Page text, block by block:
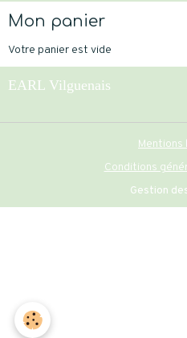
Mon panier
Votre panier est vide
EARL Vilguenais
Mentions
Conditions
Gestion